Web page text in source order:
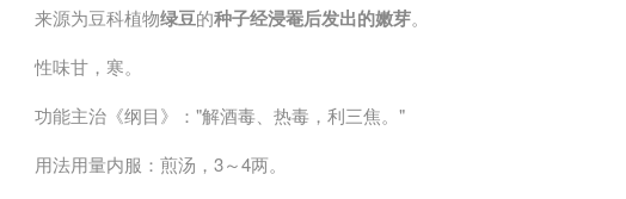
来源为豆科植物绿豆的种子经浸罨后发出的嫩芽。
性味甘，寒。
功能主治 《纲目》："解酒毒、热毒，利三焦。"
用法用量内服：煎汤，3～4两。